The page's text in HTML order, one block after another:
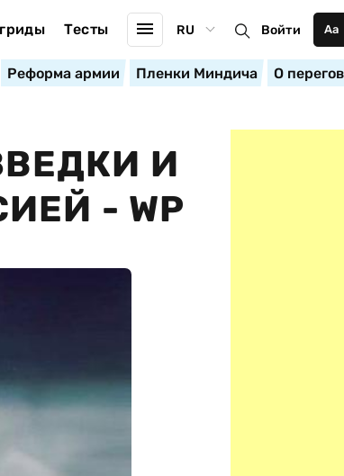
Тесты RU Войти Аа
Реформа армии Пленки Миндича О
И
- WP